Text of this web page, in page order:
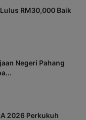
RM30,000 Baik
Negeri Pahang
2026 Perkukuh